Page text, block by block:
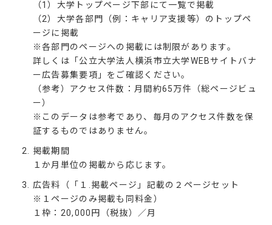
（1）大学トップページ下部にて一覧で掲載
（2）大学各部門（例：キャリア支援等）のトップペ
ージに掲載
※各部門のページへの掲載には制限があります。
詳しくは「公立大学法人横浜市立大学WEBサイトバナ
ー広告募集要項」をご確認ください。
（参考）アクセス件数：月間約65万件（総ページビュ
ー）
※このデータは参考であり、毎月のアクセス件数を保
証するものではありません。
掲載期間
１か月単位の掲載から応じます。
広告料（「１.掲載ページ」記載の２ページセット
※１ページのみ掲載も同料金）
１枠：20,000円（税抜）／月